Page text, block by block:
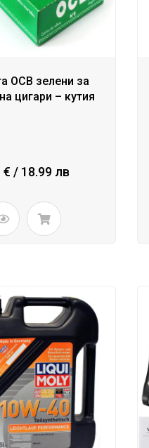
OCB зелени за
цигари – кутия
€ / 18.99 лв